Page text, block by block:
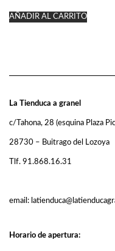
AÑADIR AL CARRITO
La Tienduca a granel
c/Tahona, 28 (esquina Plaza
28730 – Buitrago del Lozoya
Tlf. 91.868.16.31
email:
Horario de apertura: